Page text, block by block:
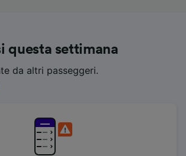
questa settimana
da altri passeggeri.